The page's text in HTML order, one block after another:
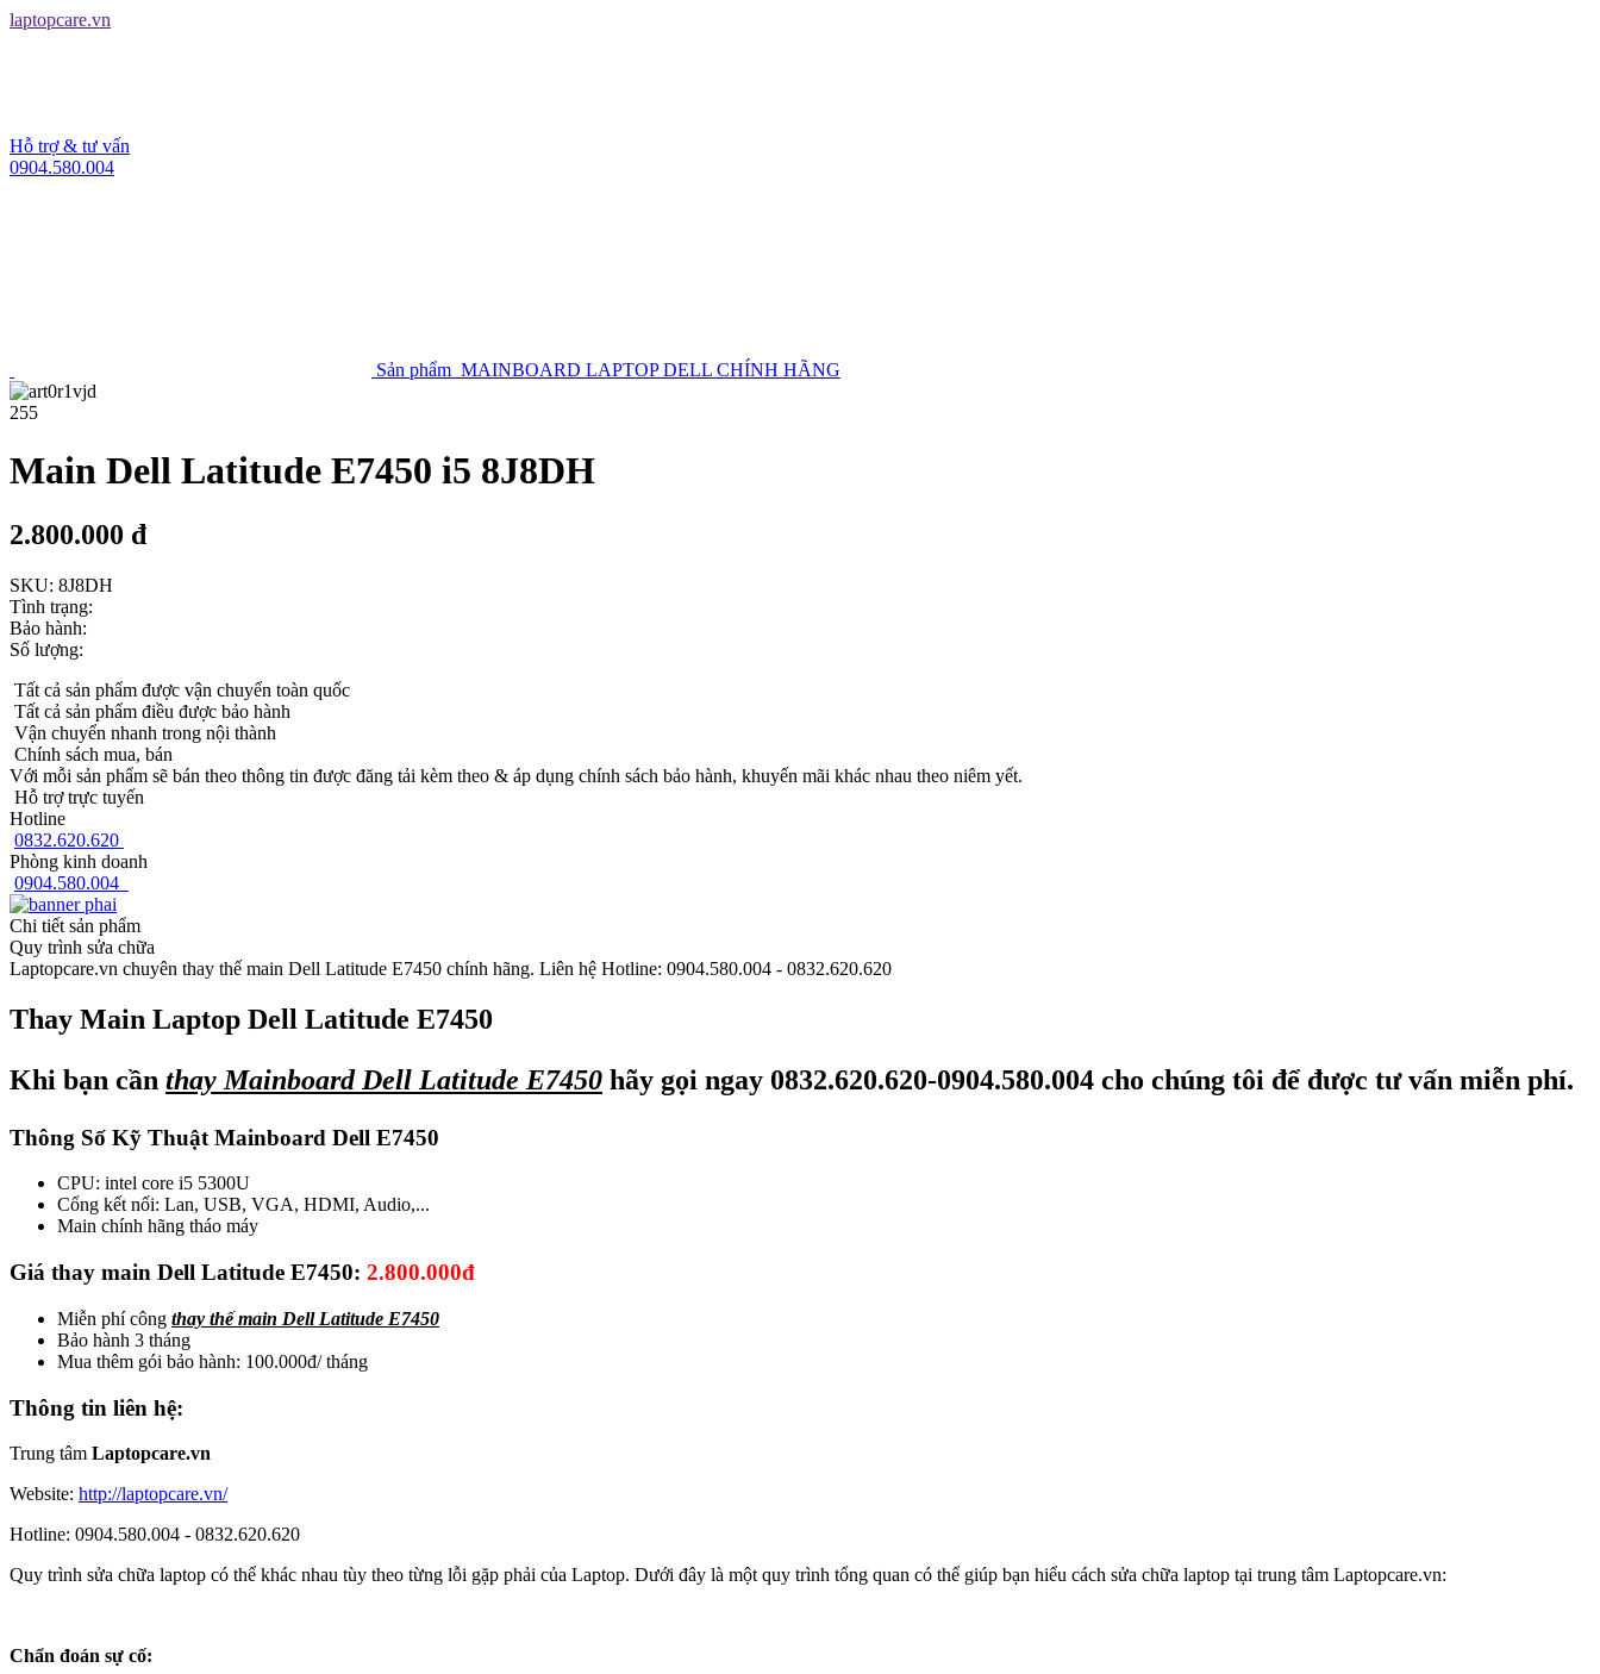
laptopcare.vn
Hỗ trợ & tư vấn
0904.580.004
Sản phẩm MAINBOARD LAPTOP DELL CHÍNH HÃNG
255
Main Dell Latitude E7450 i5 8J8DH
2.800.000 đ
SKU: 8J8DH
Tình trạng:
Bảo hành:
Số lượng:
Tất cả sản phẩm được vận chuyển toàn quốc
Tất cả sản phẩm điều được bảo hành
Vận chuyển nhanh trong nội thành
Chính sách mua, bán
Với mỗi sản phẩm sẽ bán theo thông tin được đăng tải kèm theo & áp dụng chính sách bảo hành, khuyến mãi khác nhau theo niêm yết.
Hỗ trợ trực tuyến
Hotline
0832.620.620
Phòng kinh doanh
0904.580.004
Chi tiết sản phẩm
Quy trình sửa chữa
Laptopcare.vn chuyên thay thế main Dell Latitude E7450 chính hãng. Liên hệ Hotline: 0904.580.004 - 0832.620.620
Thay Main Laptop Dell Latitude E7450
Khi bạn cần thay Mainboard Dell Latitude E7450 hãy gọi ngay 0832.620.620-0904.580.004 cho chúng tôi để được tư vấn miễn phí.
Thông Số Kỹ Thuật Mainboard Dell E7450
CPU: intel core i5 5300U
Cổng kết nối: Lan, USB, VGA, HDMI, Audio,...
Main chính hãng tháo máy
Giá thay main Dell Latitude E7450: 2.800.000đ
Miễn phí công thay thế main Dell Latitude E7450
Bảo hành 3 tháng
Mua thêm gói bảo hành: 100.000đ/ tháng
Thông tin liên hệ:
Trung tâm Laptopcare.vn
Website: http://laptopcare.vn/
Hotline: 0904.580.004 - 0832.620.620
Quy trình sửa chữa laptop có thể khác nhau tùy theo từng lỗi gặp phải của Laptop. Dưới đây là một quy trình tổng quan có thể giúp bạn hiểu cách sửa chữa laptop tại trung tâm Laptopcare.vn:
Chẩn đoán sự cố: